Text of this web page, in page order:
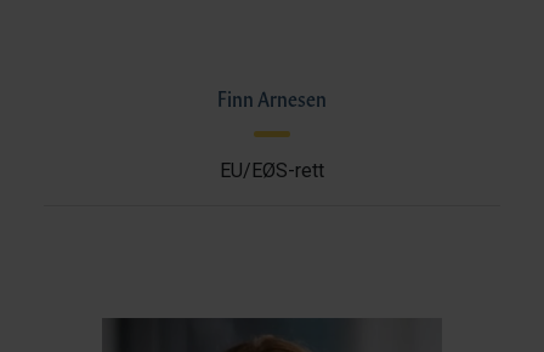
Finn Arnesen
EU/EØS-rett